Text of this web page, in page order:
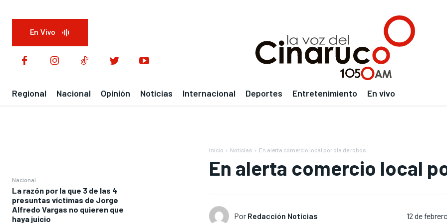
En Vivo
Regional Nacional Opinión Noticias Internacional Deportes Entretenimiento En vivo
Nacional
La razón por la que 3 de las 4
presuntas víctimas de Jorge
Alfredo Vargas no quieren que
haya juicio
Inicio Noticias En alerta comercio local por ola de robos
En alerta comercio local
Por Redacción Noticias 12 de